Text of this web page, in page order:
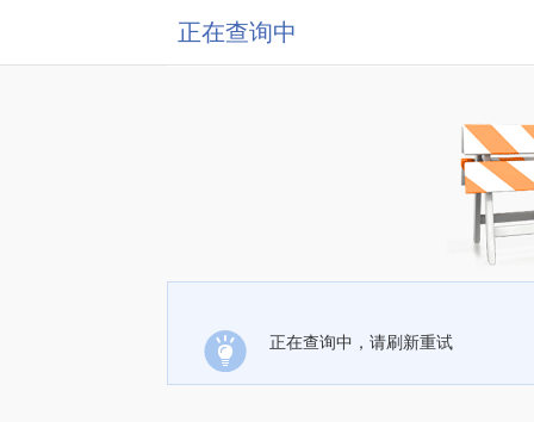
正在查询中
正在查询中，请刷新重试